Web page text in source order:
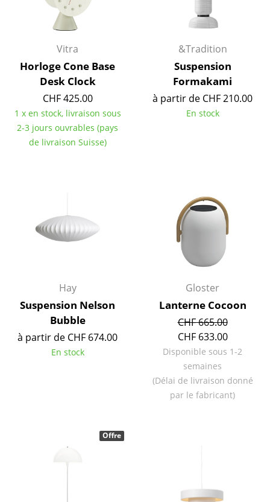
Chaises de conférence
Pièces détachées
... voir tous les sièges
Tables
Tables de repas
Bureaux & Secrétaires
Secrétaires & Tables PC
Tables hautes & Pupitres
Tables enfants
Table de jardin
Chariots & Dessertes
Vitra
Horloge Cone Base
Desk Clock
CHF 425.00
1 x en stock, livraison sous
2-3 jours ouvrables (pays
de livraison Suisse)
&Tradition
Suspension
Formakami
à partir de CHF 210.00
En stock
Hay
Suspension Nelson
Bubble
à partir de CHF 674.00
En stock
Gloster
Lanterne Cocoon
CHF 665.00
CHF 633.00
Disponible sous 1-2
semaines
(Délai de livraison donné
par le fabricant)
Offre